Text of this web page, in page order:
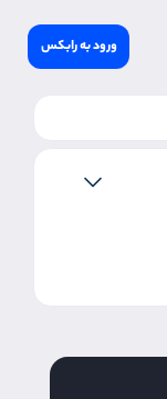
ورود به رابکس